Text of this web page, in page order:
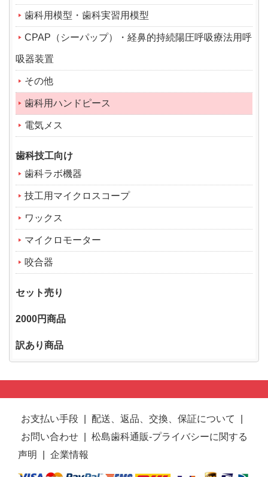
歯科用模型・歯科実習用模型
CPAP（シーパップ）・経鼻的持続陽圧呼吸療法用呼
吸器装置
その他
歯科用ハンドピース
電気メス
歯科技工向け
歯科ラボ機器
技工用マイクロスコープ
ワックス
マイクロモーター
咬合器
セット売り
2000円商品
訳あり商品
お支払い手段 配送、返品、交換、保証について
お問い合わせ
松島歯科通販-プライバシーに関する
声明
企業情報